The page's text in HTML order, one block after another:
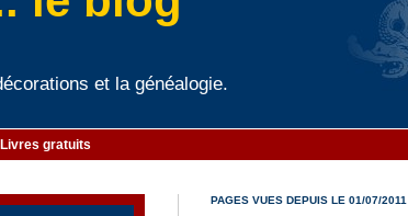
et la généalogie.
Livres gratuits
PAGES VUES DEPUIS LE 01/07/2011